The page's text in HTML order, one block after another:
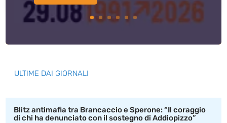
ULTIME DAI GIORNALI
Blitz antimafia tra Brancaccio e Sperone: “Il coraggio
di chi ha denunciato con il sostegno di Addiopizzo”